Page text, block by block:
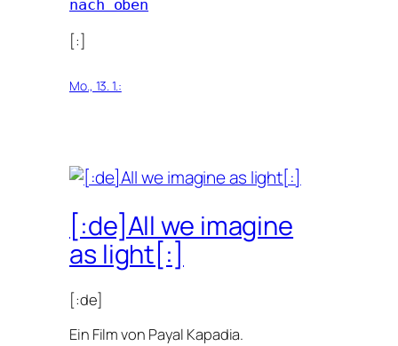
nach oben
[:]
Mo., 13. 1.:
[:de]All we imagine
as light[:]
[:de]
Ein Film von Payal Kapadia.